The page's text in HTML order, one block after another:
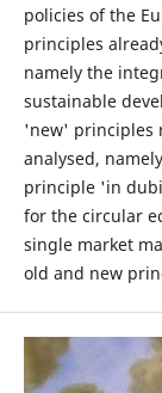
policies of the
principles
namely the
sustainable
'new' principles
analysed,
principle 'in
for the circular
single market
old and new